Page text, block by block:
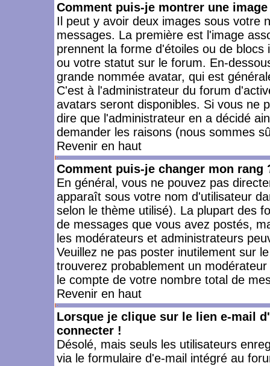
Comment puis-je montrer une
Il peut y avoir deux images sous votre
messages. La première est l'image
prennent la forme d'étoiles ou de
ou votre statut sur le forum. En-
grande nommée avatar, qui est
C'est à l'administrateur du forum
avatars seront disponibles. Si vous ne
dire que l'administrateur en a décidé
demander les raisons (nous sommes
Revenir en haut
Comment puis-je changer mon rang
En général, vous ne pouvez pas
apparaît sous votre nom d'utilisateur
selon le thème utilisé). La plupart des
de messages que vous avez postés,
les modérateurs et administrateurs
Veuillez ne pas poster inutilement sur
trouverez probablement un
le compte de votre nombre total de
Revenir en haut
Lorsque je clique sur le lien e-mail
connecter !
Désolé, mais seuls les utilisateurs
via le formulaire d'e-mail intégré au